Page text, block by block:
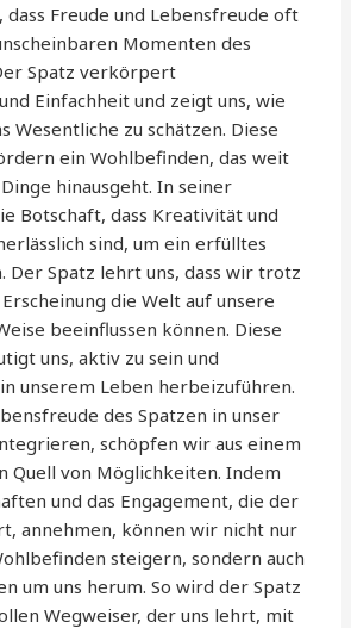
dass Freude und Lebensfreude oft
Momenten des
Spatz verkörpert
Einfachheit und zeigt uns, wie
Wesentliche zu schätzen. Diese
ein Wohlbefinden, das weit
hinausgeht. In seiner
Botschaft, dass Kreativität und
sind, um ein erfülltes
Der Spatz lehrt uns, dass wir trotz
die Welt auf unsere
beeinflussen können. Diese
uns, aktiv zu sein und
unserem Leben herbeizuführen.
des Spatzen in unser
schöpfen wir aus einem
Quell von Möglichkeiten. Indem
und das Engagement, die der
annehmen, können wir nicht nur
steigern, sondern auch
um uns herum. So wird der Spatz
Wegweiser, der uns lehrt, mit